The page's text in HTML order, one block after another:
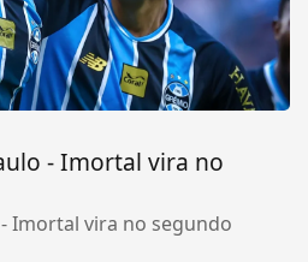
- Imortal vira no
Imortal vira no segundo